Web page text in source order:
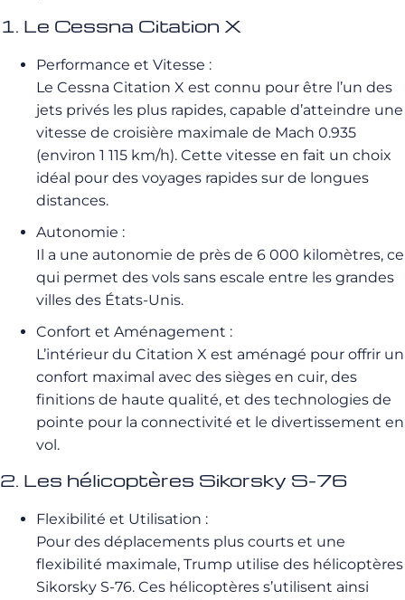
1. Le Cessna Citation X
Performance et Vitesse :
Le Cessna Citation X est connu pour être l’un des
jets privés les plus rapides, capable d’atteindre une
vitesse de croisière maximale de Mach 0.935
(environ 1 115 km/h). Cette vitesse en fait un choix
idéal pour des voyages rapides sur de longues
distances.
Autonomie :
Il a une autonomie de près de 6 000 kilomètres, ce
qui permet des vols sans escale entre les grandes
villes des États-Unis.
Confort et Aménagement :
L’intérieur du Citation X est aménagé pour offrir un
confort maximal avec des sièges en cuir, des
finitions de haute qualité, et des technologies de
pointe pour la connectivité et le divertissement en
vol.
2. Les hélicoptères Sikorsky S-76
Flexibilité et Utilisation :
Pour des déplacements plus courts et une
flexibilité maximale, Trump utilise des hélicoptères
Sikorsky S-76. Ces hélicoptères s’utilisent ainsi